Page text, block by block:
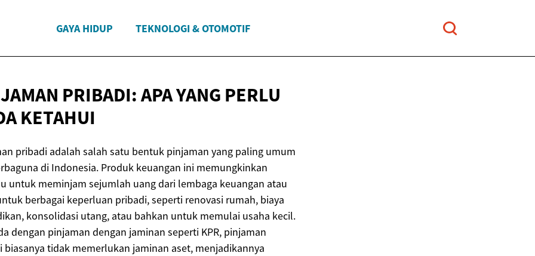
GAYA HIDUP TEKNOLOGI & OTOMOTIF
PRIBADI: APA YANG PERLU
KETAHUI
pribadi adalah salah satu bentuk pinjaman yang paling umum
di Indonesia. Produk keuangan ini memungkinkan
untuk meminjam sejumlah uang dari lembaga keuangan atau
berbagai keperluan pribadi, seperti renovasi rumah, biaya
konsolidasi utang, atau bahkan untuk memulai usaha kecil.
dengan pinjaman dengan jaminan seperti KPR, pinjaman
biasanya tidak memerlukan jaminan aset, menjadikannya